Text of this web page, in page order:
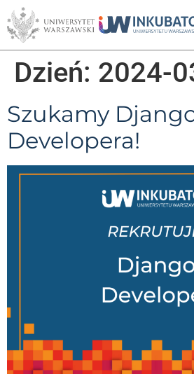
Dzień: 2024-
Szukamy
Developera!